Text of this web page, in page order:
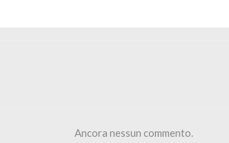
Ancora nessun commento.